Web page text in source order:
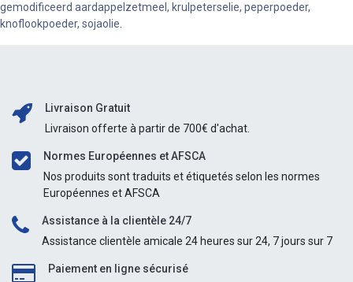
gemodificeerd aardappelzetmeel, krulpeterselie, peperpoeder,
knoflookpoeder, sojaolie.
Livraison Gratuit
Livraison offerte à partir de 700€ d'achat.
Normes Européennes et AFSCA
Nos produits sont traduits et étiquetés selon les normes
Européennes et AFSCA
Assistance à la clientèle 24/7
Assistance clientèle amicale 24 heures sur 24, 7 jours sur 7
Paiement en ligne sécurisé